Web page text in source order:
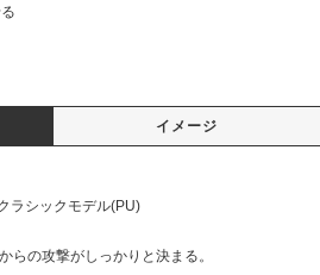
イメージ
ラシックモデル(PU)
らの攻撃がしっかりと決まる。